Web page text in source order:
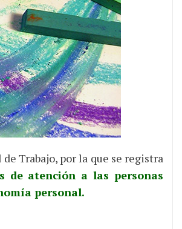
Trabajo, por la que se registra
de atención a las personas
personal.